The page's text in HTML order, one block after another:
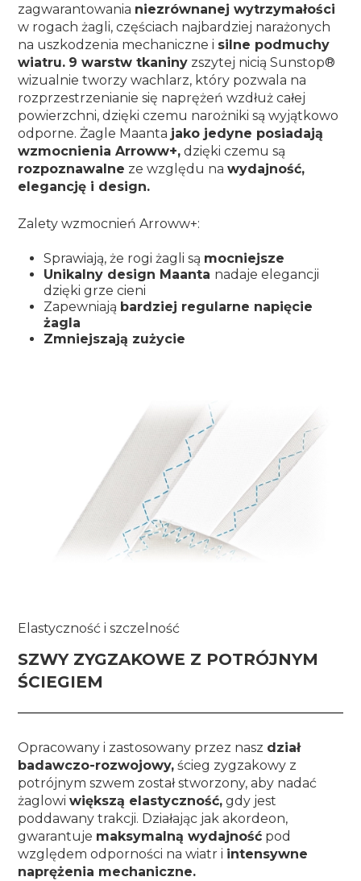
zagwarantowania niezrównanej wytrzymałości
w rogach żagli, częściach najbardziej narażonych
na uszkodzenia mechaniczne i silne podmuchy
wiatru. 9 warstw tkaninyzszytej nicią Sunstop®
wizualnie tworzy wachlarz, który pozwala na
rozprzestrzenianie się naprężeń wzdłuż całej
powierzchni, dzięki czemu narożniki są wyjątkowo
odporne. Żagle Maanta jako jedyne posiadają
wzmocnienia Arroww+,dzięki czemu są
rozpoznawalne ze względu na wydajność,
elegancję i design.
Zalety wzmocnień Arroww+:
Sprawiają, że rogi żagli są mocniejsze
Unikalny design Maanta nadaje elegancji
dzięki grze cieni
Zapewniają bardziej regularne napięcie
żagla
Zmniejszają zużycie
Elastyczność i szczelność
SZWY ZYGZAKOWE Z POTRÓJNYM
ŚCIEGIEM
Opracowany i zastosowany przez nasz dział
badawczo-rozwojowy,ścieg zygzakowy z
potrójnym szwem został stworzony, aby nadać
żaglowi większą elastyczność,gdy jest
poddawany trakcji. Działając jak akordeon,
gwarantuje maksymalną wydajnośćpod
względem odporności na wiatr i intensywne
naprężenia mechaniczne.